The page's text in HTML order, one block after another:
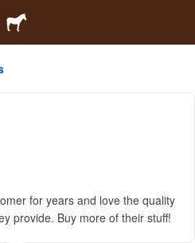
for years and love the quality
provide. Buy more of their stuff!